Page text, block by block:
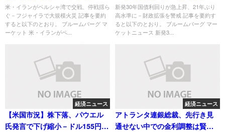
大規模火災
米・イランがペルシャ湾で交戦、停戦揺ら
ぐ－フジャイラで大規模火災 記事を要約
すると以下のとおり。 ブルームバーグ マ
ーケット 米・イランがペ...
警戒
新発30年国債利回りが急上昇、21年ぶり
高水準に－財政拡張を警戒 記事を要約す
ると以下のとおり。 ブルームバーグ マー
ケットニュース 新発3...
経済ニュース
【米国市況】株下落、パウエル
氏発言で下げ縮小－ドル155円台
経済ニュース
アトランタ連銀総裁、先行き見
通せない中での金利調整は賢明